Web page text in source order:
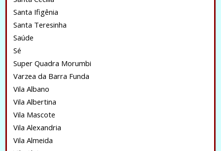
Santa Ifigênia
Santa Teresinha
Saúde
Sé
Super Quadra Morumbi
Varzea da Barra Funda
Vila Albano
Vila Albertina
Vila Mascote
Vila Alexandria
Vila Almeida